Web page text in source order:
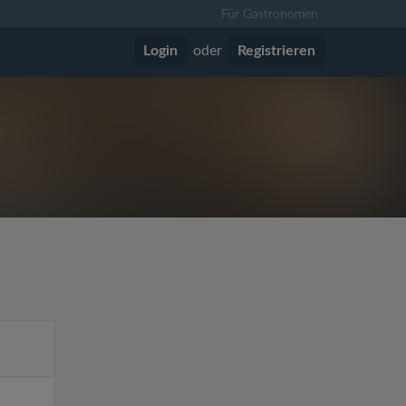
Für Gastronomen
Login oder Registrieren